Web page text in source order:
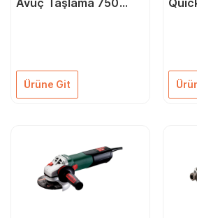
Avuç Taşlama 750
Ürüne Git